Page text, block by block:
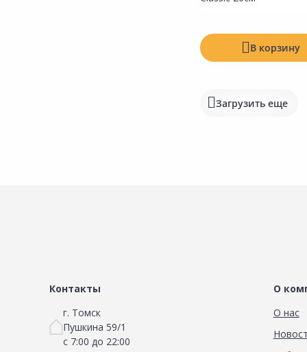
В корзину
Загрузить еще
Контакты
г. Томск
Пушкина 59/1
с 7:00 до 22:00
О
О нас